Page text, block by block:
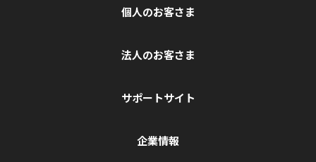
個人のお客さま
法人のお客さま
サポートサイト
企業情報